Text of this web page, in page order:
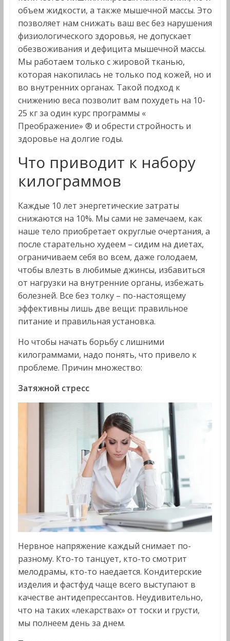
объем жидкости, а также мышечной массы. Это
позволяет нам снижать ваш вес без нарушения
физиологического здоровья, не допускает
обезвоживания и дефицита мышечной массы.
Мы работаем только с жировой тканью,
которая накопилась не только под кожей, но и
во внутренних органах. Такой подход к
снижению веса позволит вам похудеть на 10-
25 кг за один курс программы «
Преображение» ® и обрести стройность и
здоровье на долгие годы.
Что приводит к набору
килограммов
Каждые 10 лет энергетические затраты
снижаются на 10%. Мы сами не замечаем, как
наше тело приобретает округлые очертания, а
после старательно худеем – сидим на диетах,
ограничиваем себя во всем, даже голодаем,
чтобы влезть в любимые джинсы, избавиться
от нагрузки на внутренние органы, избежать
болезней. Все без толку – по-настоящему
эффективны лишь две вещи: правильное
питание и правильная установка.
Но чтобы начать борьбу с лишними
килограммами, надо понять, что привело к
проблеме. Причин множество:
Затяжной стресс
Нервное напряжение каждый снимает по-
разному. Кто-то танцует, кто-то смотрит
мелодрамы, кто-то наедается. Кондитерские
изделия и фастфуд чаще всего выступают в
качестве антидепрессантов. Неудивительно,
что на таких «лекарствах» от тоски и грусти,
мы полнеем день за днем.